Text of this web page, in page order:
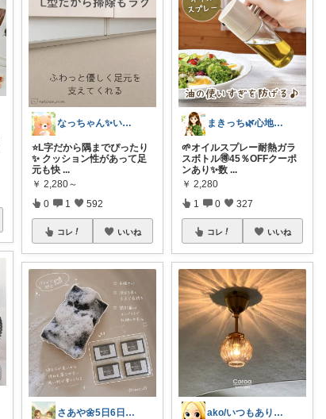
なっちゃん✨いつもありがとう😊✨
⭐️L字だから隅までぴったり
✨ クッション性があって足
元も快 ...
￥ 2,280～
0 1 592
コレ いいね
さあや🌼5日6日有難うございます
まきっち🌿心地よい暮らし🌿
🌱オイルスプレー耐熱ガラ
スボトル🉐45％OFFクーポ
ンあり✨数 ...
￥ 2,280
1 0 327
コレ いいね
ako/いつもありがとう🌈5日感謝